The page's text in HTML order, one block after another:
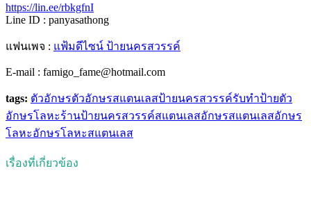
https://lin.ee/rbkgfnI
Line ID : panyasathong
แฟนเพจ : แฟ้มดีไซน์ ป้ายนครสวรรค์
E-mail : famigo_fame@hotmail.com
tags: ตัวอักษรตัวอักษรสแตนเลสป้ายนครสวรรค์รับทำป้ายตัว
อักษรโลหะร้านป้ายนครสวรรค์สแตนเลสอักษรสแตนเลสอักษร
โลหะอักษรโลหะสแตนเลส
เรื่องที่เกี่ยวข้อง